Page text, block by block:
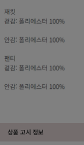
상품 고시 정보